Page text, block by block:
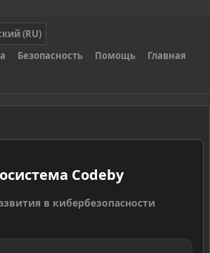
(RU)
Безопасность Помощь Главная
Codeby
в кибербезопасности